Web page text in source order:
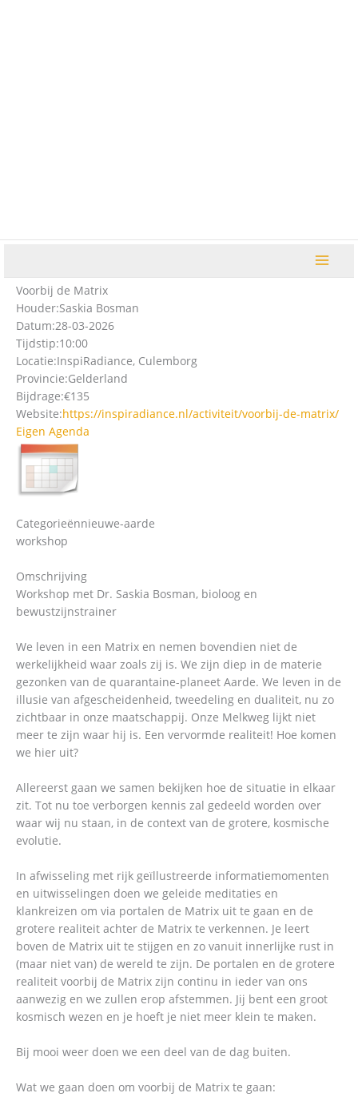
Voorbij de Matrix
Houder:Saskia Bosman
Datum:28-03-2026
Tijdstip:10:00
Locatie:InspiRadiance, Culemborg
Provincie:Gelderland
Bijdrage:€135
Website:https://inspiradiance.nl/activiteit/voorbij-de-matrix/
Eigen Agenda
Categorieënnieuwe-aarde
workshop
Omschrijving
Workshop met Dr. Saskia Bosman, bioloog en
bewustzijnstrainer
We leven in een Matrix en nemen bovendien niet de
werkelijkheid waar zoals zij is. We zijn diep in de materie
gezonken van de quarantaine-planeet Aarde. We leven in de
illusie van afgescheidenheid, tweedeling en dualiteit, nu zo
zichtbaar in onze maatschappij. Onze Melkweg lijkt niet
meer te zijn waar hij is. Een vervormde realiteit! Hoe komen
we hier uit?
Allereerst gaan we samen bekijken hoe de situatie in elkaar
zit. Tot nu toe verborgen kennis zal gedeeld worden over
waar wij nu staan, in de context van de grotere, kosmische
evolutie.
In afwisseling met rijk geïllustreerde informatiemomenten
en uitwisselingen doen we geleide meditaties en
klankreizen om via portalen de Matrix uit te gaan en de
grotere realiteit achter de Matrix te verkennen. Je leert
boven de Matrix uit te stijgen en zo vanuit innerlijke rust in
(maar niet van) de wereld te zijn. De portalen en de grotere
realiteit voorbij de Matrix zijn continu in ieder van ons
aanwezig en we zullen erop afstemmen. Jij bent een groot
kosmisch wezen en je hoeft je niet meer klein te maken.
Bij mooi weer doen we een deel van de dag buiten.
Wat we gaan doen om voorbij de Matrix te gaan: